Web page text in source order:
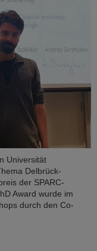
Universität
Delbrück-
der SPARC-
Award wurde im
durch den Co-